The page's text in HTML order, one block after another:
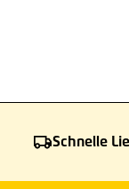
Schnelle